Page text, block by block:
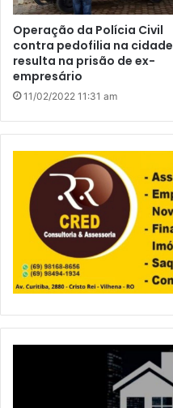
Operação da Polícia Civil
contra pedofilia na cidade
resulta na prisão de ex-
empresário
11/02/2022 11:31 am